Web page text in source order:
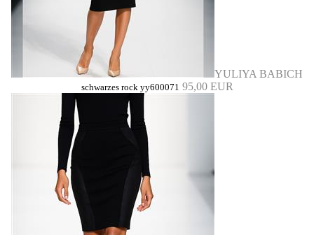
YULIYA BABICH
schwarzes rock yy600071 95,00 EUR